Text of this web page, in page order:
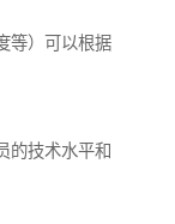
等）可以根据
的技术水平和